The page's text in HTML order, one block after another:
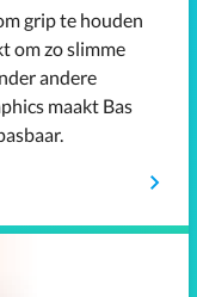
grip te houden
om zo slimme
andere
maakt Bas